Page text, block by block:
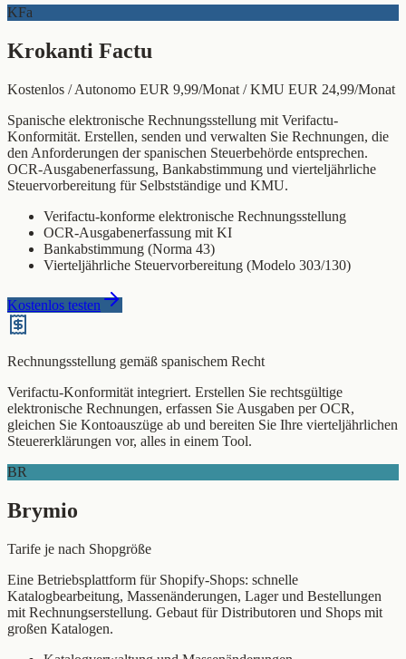
KFa
Krokanti Factu
Kostenlos / Autonomo EUR 9,99/Monat / KMU EUR 24,99/Monat
Spanische elektronische Rechnungsstellung mit Verifactu-
Konformität. Erstellen, senden und verwalten Sie Rechnungen, die
den Anforderungen der spanischen Steuerbehörde entsprechen.
OCR-Ausgabenerfassung, Bankabstimmung und vierteljährliche
Steuervorbereitung für Selbstständige und KMU.
Verifactu-konforme elektronische Rechnungsstellung
OCR-Ausgabenerfassung mit KI
Bankabstimmung (Norma 43)
Vierteljährliche Steuervorbereitung (Modelo 303/130)
Kostenlos testen
Rechnungsstellung gemäß spanischem Recht
Verifactu-Konformität integriert. Erstellen Sie rechtsgültige
elektronische Rechnungen, erfassen Sie Ausgaben per OCR,
gleichen Sie Kontoauszüge ab und bereiten Sie Ihre vierteljährlichen
Steuererklärungen vor, alles in einem Tool.
BR
Brymio
Tarife je nach Shopgröße
Eine Betriebsplattform für Shopify-Shops: schnelle
Katalogbearbeitung, Massenänderungen, Lager und Bestellungen
mit Rechnungserstellung. Gebaut für Distributoren und Shops mit
großen Katalogen.